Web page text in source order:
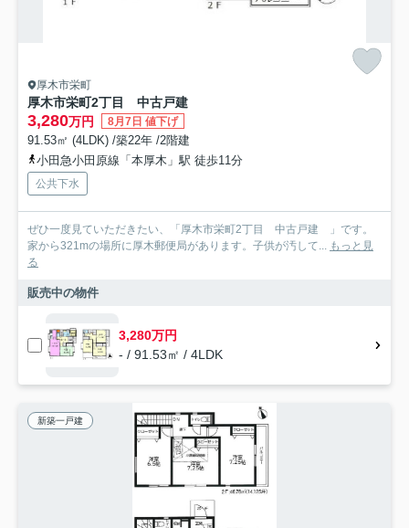
厚木市栄町
厚木市栄町2丁目 中古戸建
3,280万円 8月7日 値下げ
91.53㎡ (4LDK) /築22年 /2階建
小田急小田原線「本厚木」駅 徒歩11分
公共下水
ぜひ一度見ていただきたい、「厚木市栄町2丁目 中古戸建 」です。
家から321mの場所に厚木郵便局があります。子供が汚して... もっと見
る
販売中の物件
3,280万円
- / 91.53㎡ / 4LDK
新築一戸建